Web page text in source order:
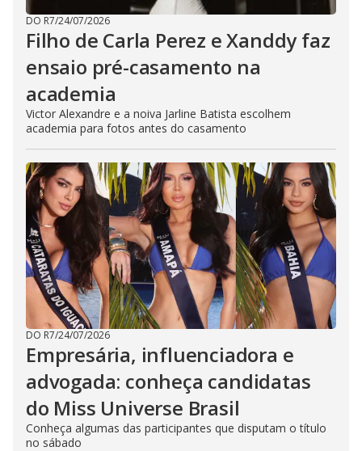
DO R7/24/07/2026
Filho de Carla Perez e Xanddy faz
ensaio pré-casamento na
academia
Victor Alexandre e a noiva Jarline Batista escolhem
academia para fotos antes do casamento
DO R7/24/07/2026
Empresária, influenciadora e
advogada: conheça candidatas
do Miss Universe Brasil
Conheça algumas das participantes que disputam o título
no sábado